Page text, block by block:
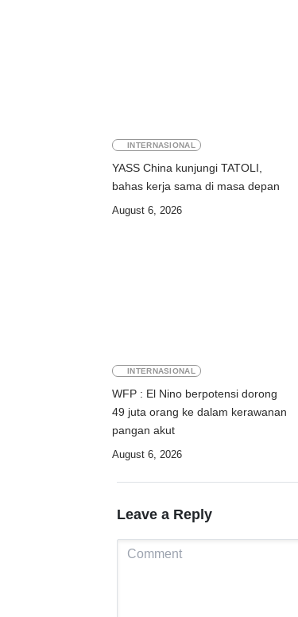
INTERNASIONAL
YASS China kunjungi TATOLI,
bahas kerja sama di masa depan
August 6, 2026
INTERNASIONAL
WFP : El Nino berpotensi dorong
49 juta orang ke dalam kerawanan
pangan akut
August 6, 2026
Leave a Reply